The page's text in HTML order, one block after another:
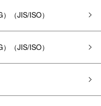
）（JIS/ISO）
）（JIS/ISO）